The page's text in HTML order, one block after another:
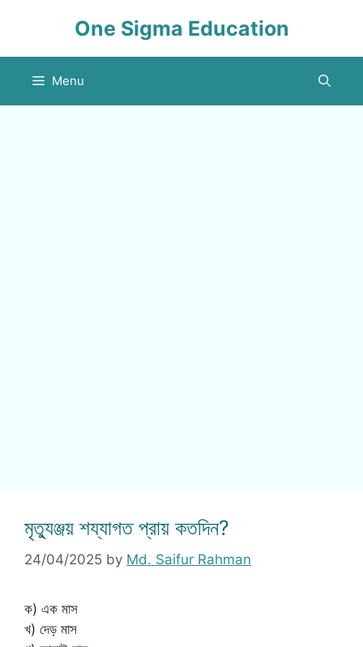
One Sigma Education
Menu
মৃত্যুঞ্জয় শয্যাগত প্রায় কতদিন?
24/04/2025 by Md. Saifur Rahman
ক) এক মাস
খ) দেড় মাস